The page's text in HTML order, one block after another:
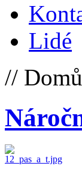
Lidé
// Domů